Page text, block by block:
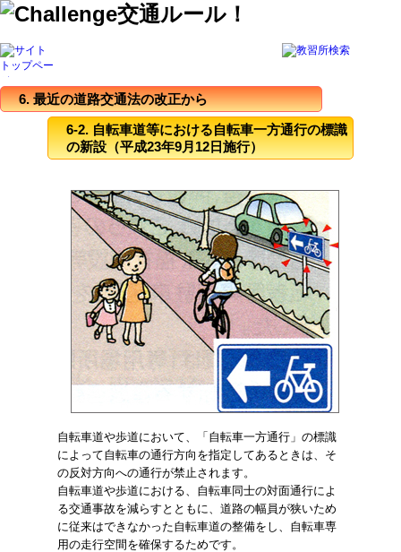
6. 最近の道路交通法の改正から
6-2. 自転車道等における自転車一方通行の標識
の新設（平成23年9月12日施行）
自転車道や歩道において、「自転車一方通行」の標識
によって自転車の通行方向を指定してあるときは、そ
の反対方向への通行が禁止されます。
自転車道や歩道における、自転車同士の対面通行によ
る交通事故を減らすとともに、道路の幅員が狭いため
に従来はできなかった自転車道の整備をし、自転車専
用の走行空間を確保するためです。